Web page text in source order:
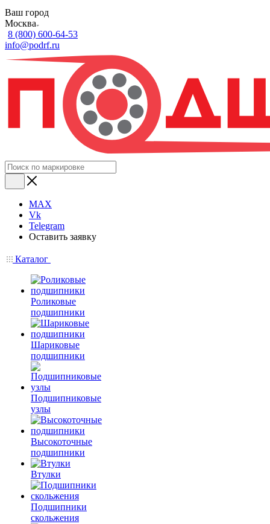
Ваш город
Москва
8 (800) 600-64-53
info@podrf.ru
MAX
Vk
Telegram
Оставить заявку
Каталог
Роликовые
подшипники
Шариковые
подшипники
Подшипниковые
узлы
Высокоточные
подшипники
Втулки
Подшипники
скольжения